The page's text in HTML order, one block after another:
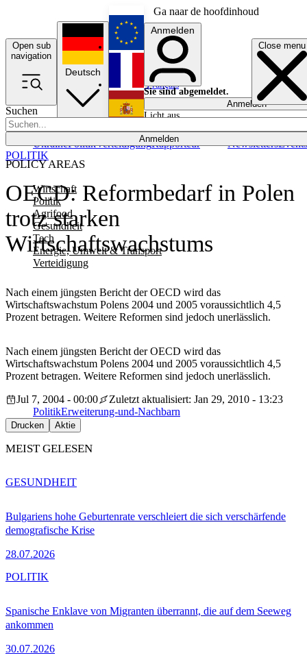
Ga naar de hoofdinhoud
Open sub
navigation
Close menu
Suchen
Anmelden
POLICY AREAS
Wirtschaft
Politik
Agrifood
Gesundheit
Tech
Energie, Umwelt & Transport
Verteidigung
UkrainePolitikVerteidigungRapporteur NewslettersEvents
Deutsch
English
Français
Anmelden
Sie sind abgemeldet.
Anmelden
Licht aus
OECD: Reformbedarf in Polen
trotz starken
Wirtschaftswachstums
Nach einem jüngsten Bericht der OECD wird das
Wirtschaftswachstum Polens 2004 und 2005 voraussichtlich 4,5
Prozent betragen. Weitere Reformen sind jedoch unerlässlich.
POLITIK
Nach einem jüngsten Bericht der OECD wird das
Wirtschaftswachstum Polens 2004 und 2005 voraussichtlich 4,5
Prozent betragen. Weitere Reformen sind jedoch unerlässlich.
Jul 7, 2004 - 00:00
Zuletzt aktualisiert: Jan 29, 2010 - 13:23
PolitikErweiterung-und-Nachbarn
Drucken Aktie
MEIST GELESEN
Bulgariens hohe Geburtenrate verschleiert die sich verschärfende
demografische Krise
28.07.2026
GESUNDHEIT
Spanische Enklave von Migranten überrannt, die auf dem Seeweg
ankommen
30.07.2026
POLITIK